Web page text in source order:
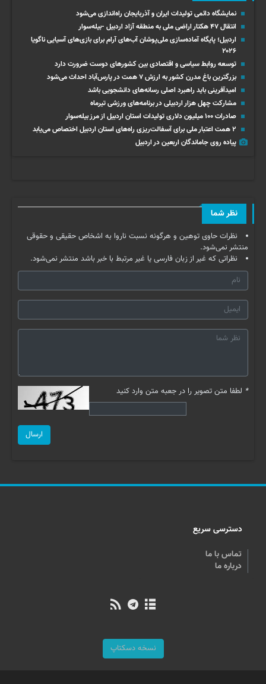
نمایشگاه دائمی تولیدات ایران و آذربایجان راه‌اندازی می‌شود
انتقال ۴۷ هکتار اراضی ملی به منطقه آزاد اردبیل -بیله‌سوار
اردبیل؛ پایگاه آماده‌سازی ملی‌پوشان آب‌های آرام برای بازی‌های آسیایی ناگویا
۲۰۲۶
توسعه روابط سیاسی و اقتصادی بین کشورهای دوست ضرورت دارد
بزرگترین باغ مدرن کشور به ارزش ۷ همت در پارس‌آباد احداث می‌شود
امیدآفرینی باید راهبرد اصلی رسانه‌های دانشجویی باشد
مشارکت چهل‌ هزار اردبیلی در برنامه‌های ورزشی تیرماه
صادرات ۱۰۰ میلیون دلاری تولیدات استان اردبیل از مرز بیله‌سوار
۲ همت اعتبار ملی برای آسفالت‌ریزی راه‌های استان اردبیل اختصاص می‌یابد
پیاده روی جاماندگان اربعین در اردبیل
نظر شما
نظرات حاوی توهین و هرگونه نسبت ناروا به اشخاص حقیقی و حقوقی
منتشر نمی‌شود.
نظراتی که غیر از زبان فارسی یا غیر مرتبط با خبر باشد منتشر نمی‌شود.
* لطفا متن تصویر را در جعبه متن وارد کنید
ارسال
دسترسی سریع
تماس با ما
درباره ما
نسخه دسکتاپ